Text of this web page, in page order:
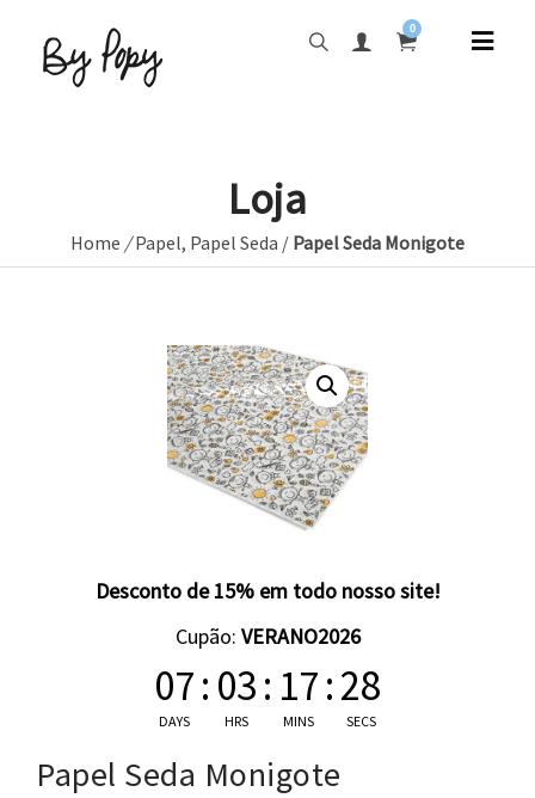
0
Loja
Home /Papel, Papel Seda / Papel Seda Monigote
Desconto de 15% em todo nosso site!
Cupão: VERANO2026
07
DAYS
: 03
HRS
: 17
MINS
:28
SECS
Papel Seda Monigote